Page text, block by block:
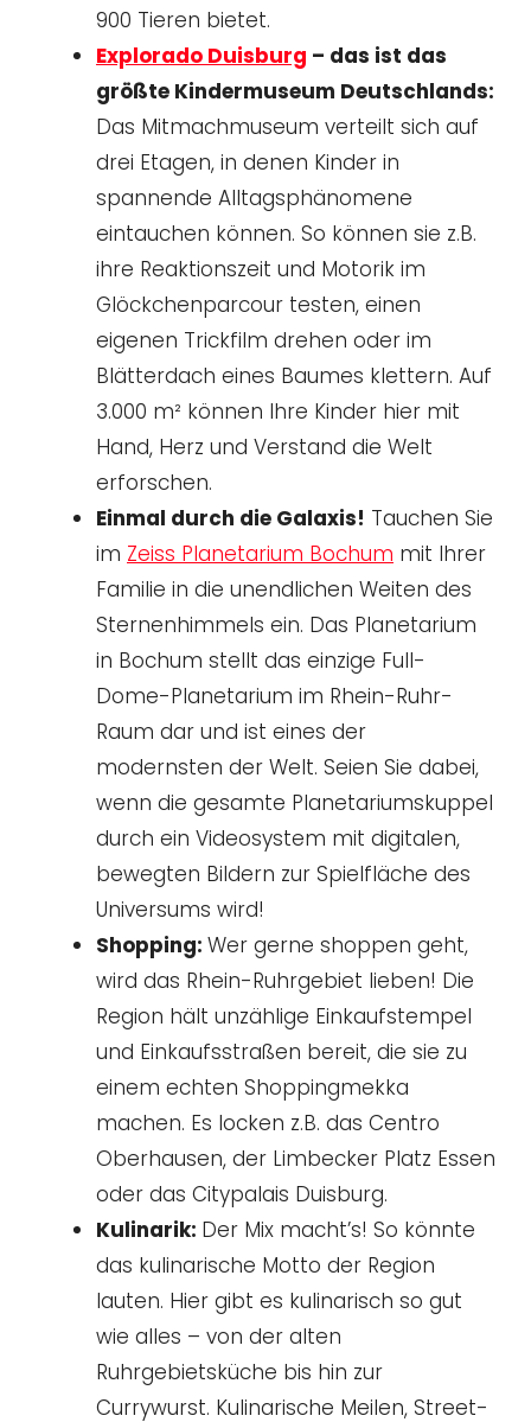
900 Tieren bietet.
Explorado Duisburg – das ist das
größte Kindermuseum Deutschlands:
Das Mitmachmuseum verteilt sich auf
drei Etagen, in denen Kinder in
spannende Alltagsphänomene
eintauchen können. So können sie z.B.
ihre Reaktionszeit und Motorik im
Glöckchenparcour testen, einen
eigenen Trickfilm drehen oder im
Blätterdach eines Baumes klettern. Auf
3.000 m² können Ihre Kinder hier mit
Hand, Herz und Verstand die Welt
erforschen.
Einmal durch die Galaxis! Tauchen Sie
im Zeiss Planetarium Bochum mit Ihrer
Familie in die unendlichen Weiten des
Sternenhimmels ein. Das Planetarium
in Bochum stellt das einzige Full-
Dome-Planetarium im Rhein-Ruhr-
Raum dar und ist eines der
modernsten der Welt. Seien Sie dabei,
wenn die gesamte Planetariumskuppel
durch ein Videosystem mit digitalen,
bewegten Bildern zur Spielfläche des
Universums wird!
Shopping: Wer gerne shoppen geht,
wird das Rhein-Ruhrgebiet lieben! Die
Region hält unzählige Einkaufstempel
und Einkaufsstraßen bereit, die sie zu
einem echten Shoppingmekka
machen. Es locken z.B. das Centro
Oberhausen, der Limbecker Platz Essen
oder das Citypalais Duisburg.
Kulinarik: Der Mix macht’s! So könnte
das kulinarische Motto der Region
lauten. Hier gibt es kulinarisch so gut
wie alles – von der alten
Ruhrgebietsküche bis hin zur
Currywurst. Kulinarische Meilen, Street-